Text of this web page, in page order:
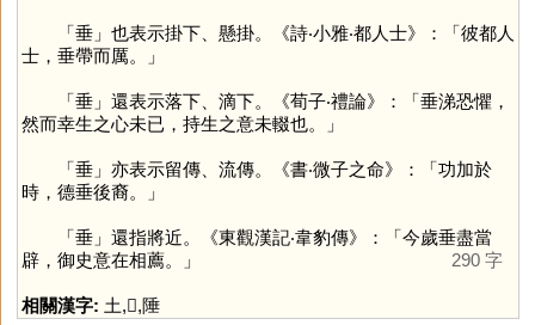
「垂」也表示掛下、懸掛。《詩‧小雅‧都人士》：「彼都人
士，垂帶而厲。」
「垂」還表示落下、滴下。《荀子‧禮論》：「垂涕恐懼，
然而幸生之心未已，持生之意未輟也。」
「垂」亦表示留傳、流傳。《書‧微子之命》：「功加於
時，德垂後裔。」
「垂」還指將近。《東觀漢記‧韋豹傳》：「今歲垂盡當
辟，御史意在相薦。」
290 字
相關漢字: 土,𠂹,陲